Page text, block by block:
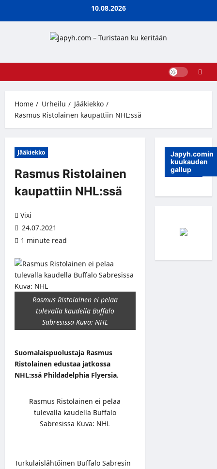
10.08.2026
Home Urheilu
Jääkiekko
Rasmus Ristolainen kaupattiin NHL:ssä
Jääkiekko
Rasmus Ristolainen
kaupattiin NHL:ssä
Vixi
24.07.2021
1 minute read
Rasmus Ristolainen ei pelaa
tulevalla kaudella Buffalo
Sabresissa Kuva: NHL
Suomalaispuolustaja Rasmus
Ristolainen edustaa jatkossa
NHL:ssä Phildadelphia Flyersia.
Rasmus Ristolainen ei pelaa
tulevalla kaudella Buffalo
Sabresissa Kuva: NHL
Turkulaislähtöinen Buffalo Sabresin
Japyh.comin
kuukauden
gallup